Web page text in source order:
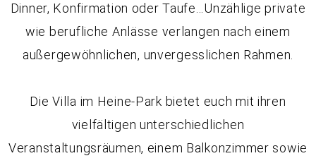
Dinner, Konfirmation oder Taufe...Unzählige private
wie berufliche Anlässe verlangen nach einem
außergewöhnlichen, unvergesslichen Rahmen.
Die Villa im Heine-Park bietet euch mit ihren
vielfältigen unterschiedlichen
Veranstaltungsräumen, einem Balkonzimmer sowie